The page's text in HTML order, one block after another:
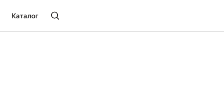
Каталог